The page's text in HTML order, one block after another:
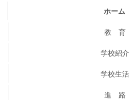
ホーム
教 育
学校紹介
学校生活
進 路